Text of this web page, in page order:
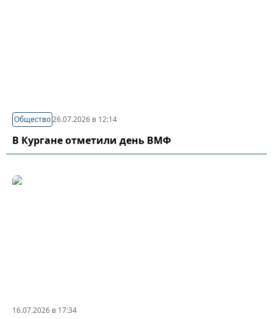
Общество26.07.2026 в 12:14
В Кургане отметили день ВМФ
16.07.2026 в 17:34